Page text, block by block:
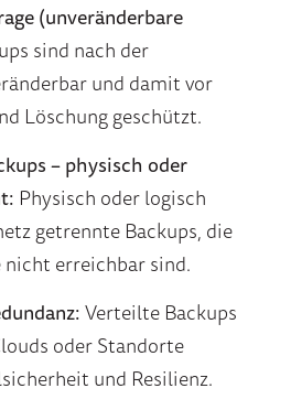
(unveränderbare
sind nach der
und damit vor
Löschung geschützt.
– physisch oder
Physisch oder logisch
getrennte Backups, die
erreichbar sind.
Verteilte Backups
oder Standorte
und Resilienz.